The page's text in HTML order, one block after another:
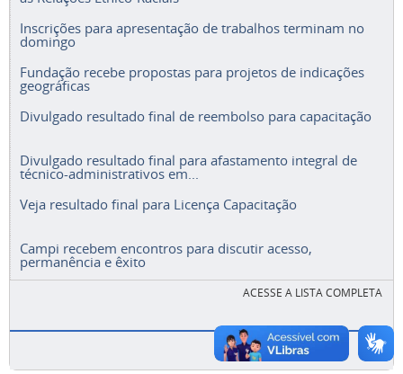
Inscrições para apresentação de trabalhos terminam no
domingo
Fundação recebe propostas para projetos de indicações
geográficas
Divulgado resultado final de reembolso para capacitação
Divulgado resultado final para afastamento integral de
técnico-administrativos em...
Veja resultado final para Licença Capacitação
Campi recebem encontros para discutir acesso,
permanência e êxito
ACESSE A LISTA COMPLETA